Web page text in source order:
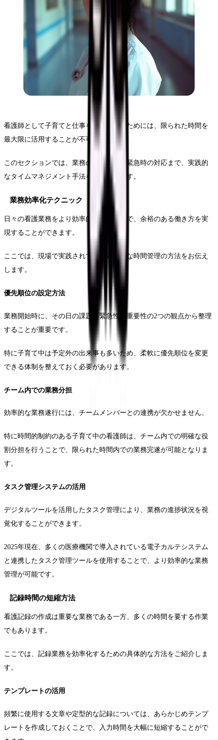
看護師として子育てと仕事を両立させるためには、限られた時間を
最大限に活用することが不可欠です。
このセクションでは、業務の効率化から緊急時の対応まで、実践的
なタイムマネジメント手法をご紹介します。
業務効率化テクニック
日々の看護業務をより効率的に行うことで、余裕のある働き方を実
現することができます。
ここでは、現場で実践されている効果的な時間管理の方法をお伝え
します。
優先順位の設定方法
業務開始時に、その日の課題を緊急性と重要性の2つの観点から整理
することが重要です。
特に子育て中は予定外の出来事も多いため、柔軟に優先順位を変更
できる体制を整えておく必要があります。
チーム内での業務分担
効率的な業務遂行には、チームメンバーとの連携が欠かせません。
特に時間的制約のある子育て中の看護師は、チーム内での明確な役
割分担を行うことで、限られた時間内での業務完遂が可能となりま
す。
タスク管理システムの活用
デジタルツールを活用したタスク管理により、業務の進捗状況を視
覚化することができます。
2025年現在、多くの医療機関で導入されている電子カルテシステム
と連携したタスク管理ツールを使用することで、より効率的な業務
管理が可能です。
記録時間の短縮方法
看護記録の作成は重要な業務である一方、多くの時間を要する作業
でもあります。
ここでは、記録業務を効率化するための具体的な方法をご紹介しま
す。
テンプレートの活用
頻繁に使用する文章や定型的な記録については、あらかじめテンプ
レートを作成しておくことで、入力時間を大幅に短縮することがで